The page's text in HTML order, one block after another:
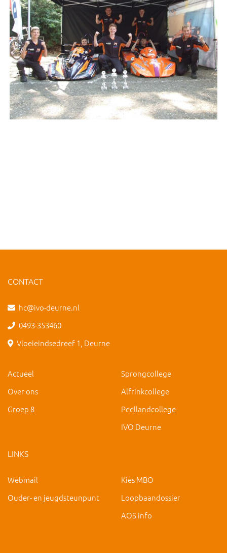
CONTACT
hc@ivo-deurne.nl
0493-353460
Vloeieindsedreef 1, Deurne
Actueel
Over ons
Groep 8
Sprongcollege
Alfrinkcollege
Peellandcollege
IVO Deurne
LINKS
Webmail
Ouder- en jeugdsteunpunt
Kies MBO
Loopbaandossier
AOS info